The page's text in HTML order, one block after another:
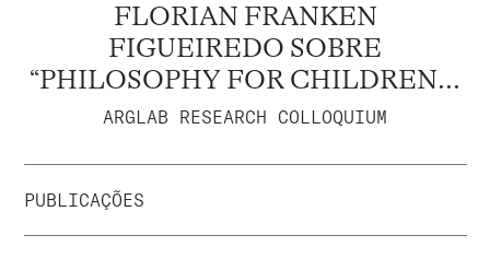
FLORIAN FRANKEN
FIGUEIREDO SOBRE
“PHILOSOPHY FOR CHILDREN...
ARGLAB RESEARCH COLLOQUIUM
PUBLICAÇÕES